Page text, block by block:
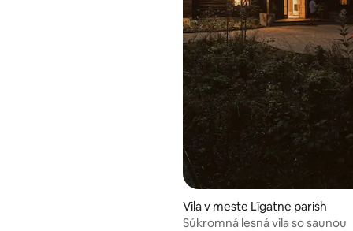
z 5, počet hodnotení: 53
Vila v meste Līgatne parish
Súkromná lesná vila so saunou